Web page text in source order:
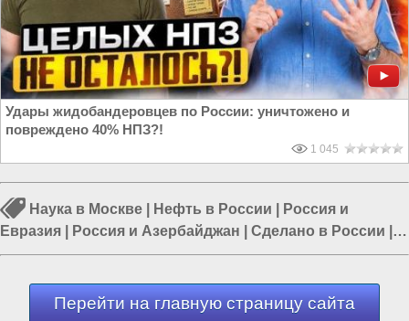
Удары жидобандеровцев по России: уничтожено и
повреждено 40% НПЗ?!
1 045
Наука в Москве Нефть в России
Россия и
Евразия
Россия и Азербайджан Сделано в России
Россия и Запад|Россия и США
Перейти на главную страницу сайта